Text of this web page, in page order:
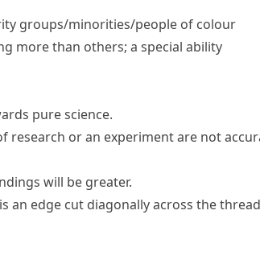
groups/​minorities/​people of colour
more than others; a special ability
pure science.
research or an experiment are not
will be greater.
an edge cut diagonallyacross the